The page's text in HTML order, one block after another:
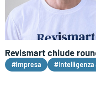
Revismart chiude
#Impresa #Intelligenza